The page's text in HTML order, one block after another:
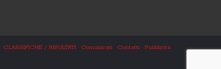
CLASSIFICHE / RISULTATI Comunicati Contatti Pubblicità